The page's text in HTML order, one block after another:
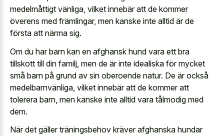
medelmåttigt vänliga, vilket innebär att de kommer
överens med främlingar, men kanske inte alltid är de
första att närma sig.
Om du har barn kan en afghansk hund vara ett bra
tillskott till din familj, men de är inte idealiska för mycket
små barn på grund av sin oberoende natur. De är också
medelbarnvänliga, vilket innebär att de kommer att
tolerera barn, men kanske inte alltid vara tålmodig med
dem.
När det gäller träningsbehov kräver afghanska hundar